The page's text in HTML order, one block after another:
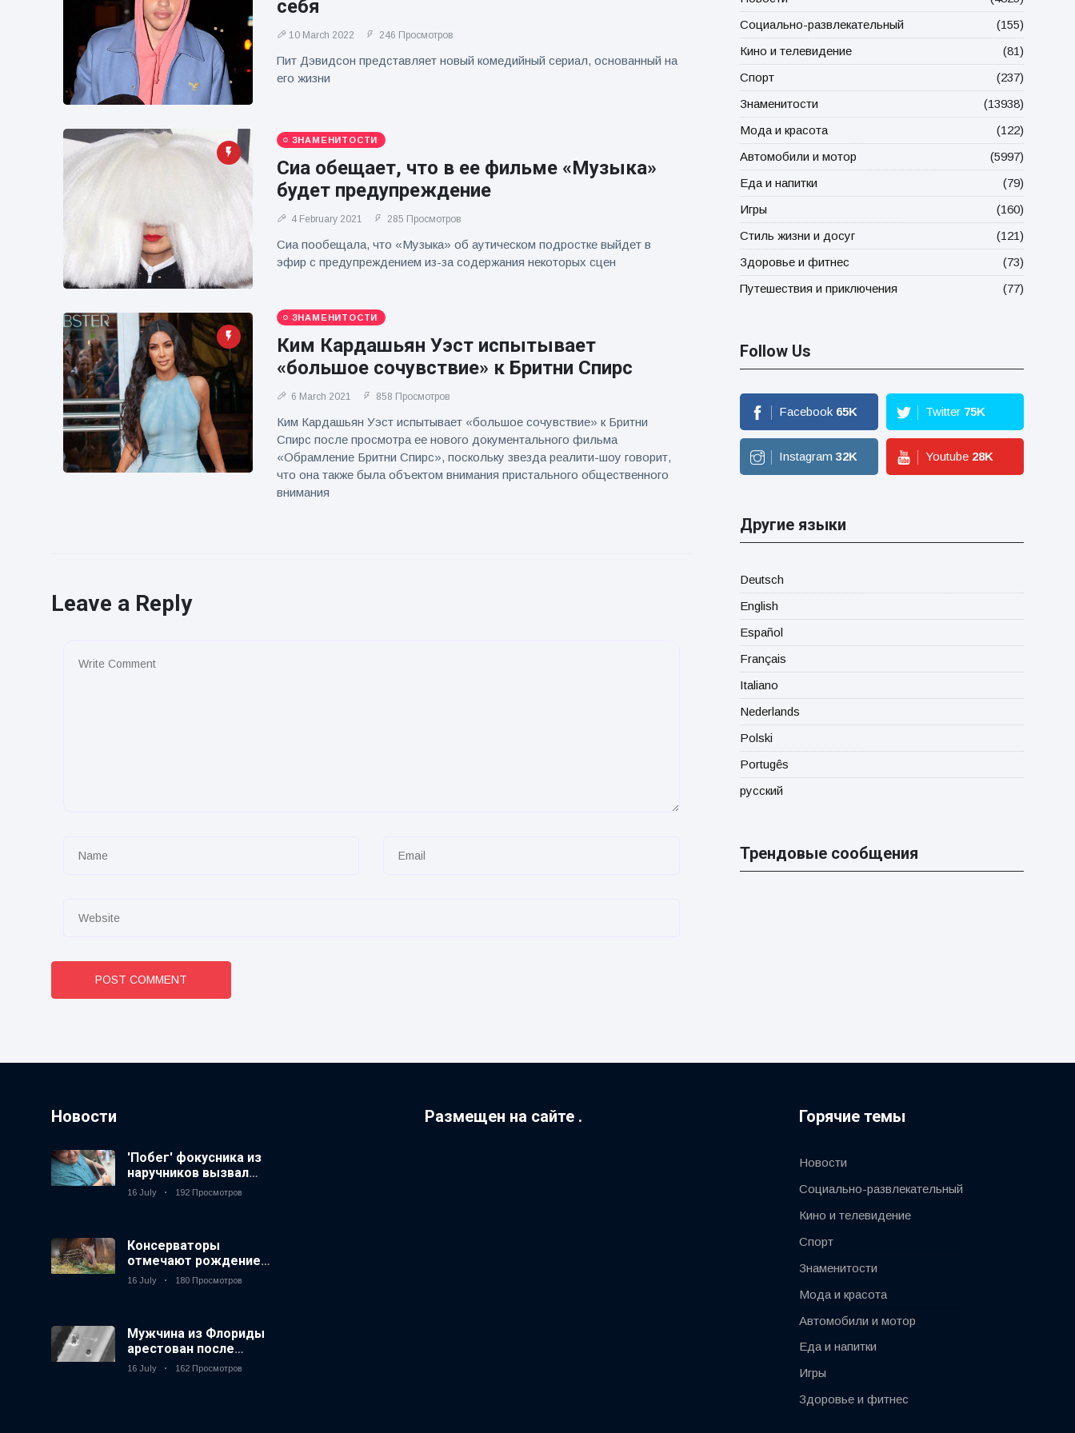
фейерверков из
движущейся
машины
себя
10 March 2022 246 Просмотров
Пит Дэвидсон представляет новый комедийный сериал, основанный на
его жизни
ЗНАМЕНИТОСТИ
Сиа обещает, что в ее фильме «Музыка»
будет предупреждение
4 February 2021 285 Просмотров
Сиа пообещала, что «Музыка» об аутическом подростке выйдет в
эфир с предупреждением из-за содержания некоторых сцен
ЗНАМЕНИТОСТИ
Ким Кардашьян Уэст испытывает
«большое сочувствие» к Бритни Спирс
6 March 2021 858 Просмотров
Ким Кардашьян Уэст испытывает «большое сочувствие» к Бритни
Спирс после просмотра ее нового документального фильма
«Обрамление Бритни Спирс», поскольку звезда реалити-шоу говорит,
что она также была объектом внимания пристального общественного
внимания
Leave a Reply
POST COMMENT
Социально-развлекательный
(155)
Кино и телевидение
(81)
Спорт
(237)
Знаменитости
(13938)
Мода и красота
(122)
Автомобили и мотор
(5997)
Еда и напитки
(79)
Игры
(160)
Стиль жизни и досуг
(121)
Здоровье и фитнес
(73)
Путешествия и приключения
(77)
Follow Us
Facebook 65K Twitter 75K
Instagram 32K Youtube 28K
Другие языки
Deutsch
English
Español
Français
Italiano
Nederlands
Polski
Portugês
русский
Трендовые сообщения
Новости
'Побег' фокусника из
наручников вызвал
смех у аудитории
16 July 192 Просмотров
Консерваторы
отмечают рождение
первого низкогорного
16 July 180 Просмотров
Мужчина из Флориды
арестован после
запуска фейерверков
16 July 162 Просмотров
Размещен на сайте . Горячие темы
Новости
Социально-развлекательный
Кино и телевидение
Спорт
Знаменитости
Мода и красота
Автомобили и мотор
Еда и напитки
Игры
Здоровье и фитнес